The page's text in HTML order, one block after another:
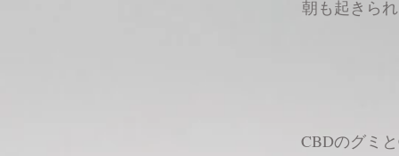
朝も起きら
CBDのグミ